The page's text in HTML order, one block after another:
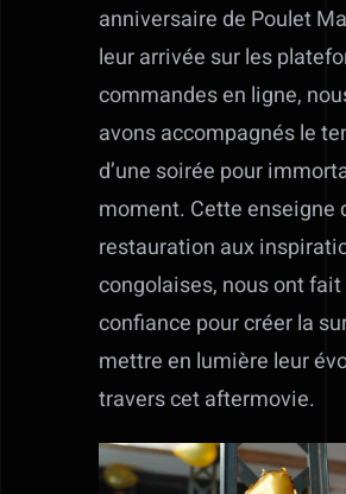
anniversaire de Poulet
leur arrivée sur les
commandes en ligne,
avons accompagnés le
d’une soirée pour
moment. Cette enseigne
restauration aux
congolaises, nous ont fait
confiance pour créer la
mettre en lumière leur
travers cet aftermovie.